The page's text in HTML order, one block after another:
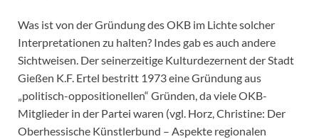
Was ist von der Gründung des OKB im Lichte solcher
Interpretationen zu halten? Indes gab es auch andere
Sichtweisen. Der seinerzeitige Kulturdezernent der Stadt
Gießen K.F. Ertel bestritt 1973 eine Gründung aus
„politisch-oppositionellen“ Gründen, da viele OKB-
Mitglieder in der Partei waren (vgl. Horz, Christine: Der
Oberhessische Künstlerbund – Aspekte regionalen